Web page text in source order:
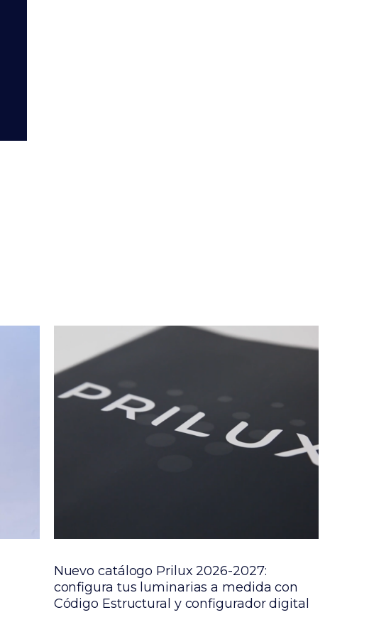
Nuevo catálogo Prilux 2026-2027:
configura tus luminarias a medida con
Código Estructural y configurador digital